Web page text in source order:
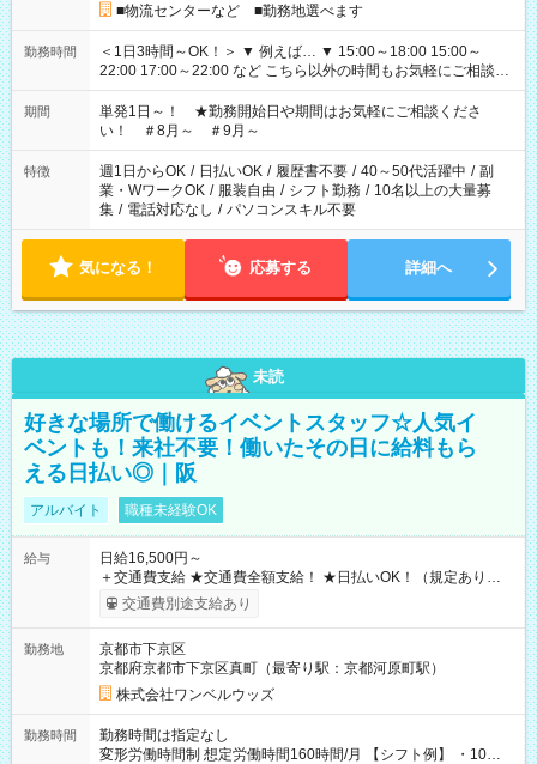
■物流センターなど ■勤務地選べます
勤務時間
＜1日3時間～OK！＞ ▼ 例えば… ▼ 15:00～18:00 15:00～
22:00 17:00～22:00 など こちら以外の時間もお気軽にご相談く
ださい！
期間
単発1日～！ ★勤務開始日や期間はお気軽にご相談くださ
い！ ＃8月～ ＃9月～
特徴 週1日からOK / 日払いOK / 履歴書不要 / 40～50代活躍中 / 副
業・WワークOK / 服装自由 / シフト勤務 / 10名以上の大量募
集 / 電話対応なし / パソコンスキル不要
気になる！ 応募する 詳細へ
未読
好きな場所で働けるイベントスタッフ☆人気イ
ベントも！来社不要！働いたその日に給料もら
える日払い◎｜阪
アルバイト 職種未経験OK
給与
日給16,500円～
＋交通費支給 ★交通費全額支給！ ★日払いOK！（規定あり） ┗
働いたその日に現金GET♪ お仕事後はコンビニATMから 日払
交通費別途支給あり
勤務地
京都市下京区
京都府京都市下京区真町（最寄り駅：京都河原町駅）
株式会社ワンベルウッズ
勤務時間
勤務時間は指定なし
変形労働時間制 想定労働時間160時間/月 【シフト例】 ・10：